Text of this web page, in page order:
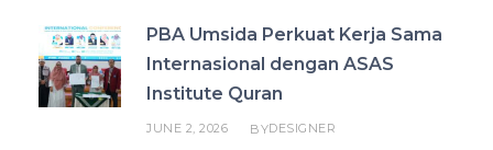
PBA Umsida Perkuat Kerja Sama
Internasional dengan ASAS
Institute Quran
JUNE 2, 2026 BYDESIGNER